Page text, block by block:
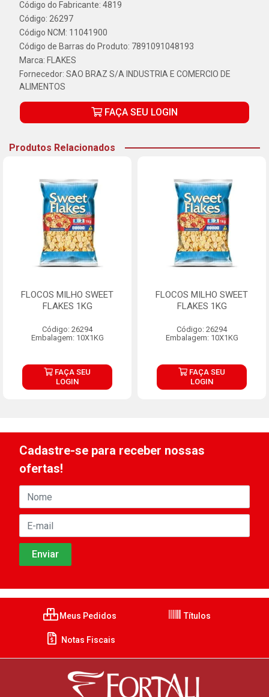
Código do Fabricante: 4819
Código: 26297
Código NCM: 11041900
Código de Barras do Produto: 7891091048193
Marca: FLAKES
Fornecedor: SAO BRAZ S/A INDUSTRIA E COMERCIO DE
ALIMENTOS
FAÇA SEU LOGIN
Produtos Relacionados
FLOCOS MILHO SWEET
FLAKES 1KG
Código: 26294
Embalagem: 10X1KG
FAÇA SEU
LOGIN
FLOCOS MILHO SWEET
FLAKES 1KG
Código: 26294
Embalagem: 10X1KG
FAÇA SEU
LOGIN
Cadastre-se para receber nossas
ofertas!
Meus Pedidos Títulos
Notas Fiscais